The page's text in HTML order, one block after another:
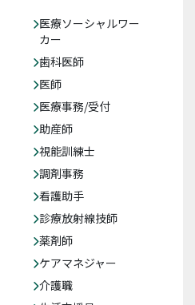
医療ソーシャルワー
カー
歯科医師
医師
医療事務/受付
助産師
視能訓練士
調剤事務
看護助手
診療放射線技師
薬剤師
ケアマネジャー
介護職